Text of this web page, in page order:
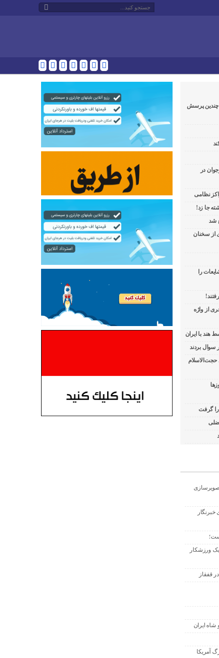
چندین پرسش
در
نظامی
جا زد!
شد
از سخنان
را
از واژه
هند با ایران
حجت‌الاسلام
را گرفت
یک ورزشکار
قفقاز
ایران
آمریکا